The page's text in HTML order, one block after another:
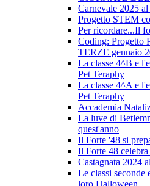
Carnevale 2025
Progetto STEM
Per ricordare...Il
Coding: Progetto
TERZE gennaio
La classe 4^B e
Pet Teraphy
La classe 4^A e
Pet Teraphy
Accademia
La luve di
quest'anno
Il Forte '48 si
Il Forte 48
Castagnata 2024
Le classi seconde